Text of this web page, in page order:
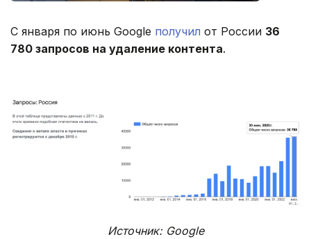
С января по июнь Google получил от России 36
780 запросов на удаление контента.
Источник: Google